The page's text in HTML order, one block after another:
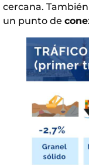
cercana.
un punto de